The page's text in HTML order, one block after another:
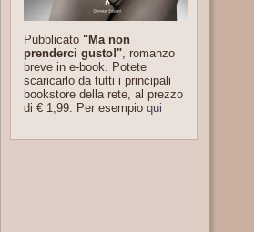
Pubblicato "Ma non
prenderci gusto!", romanzo
breve in e-book. Potete
scaricarlo da tutti i principali
bookstore della rete, al prezzo
di € 1,99. Per esempio qui